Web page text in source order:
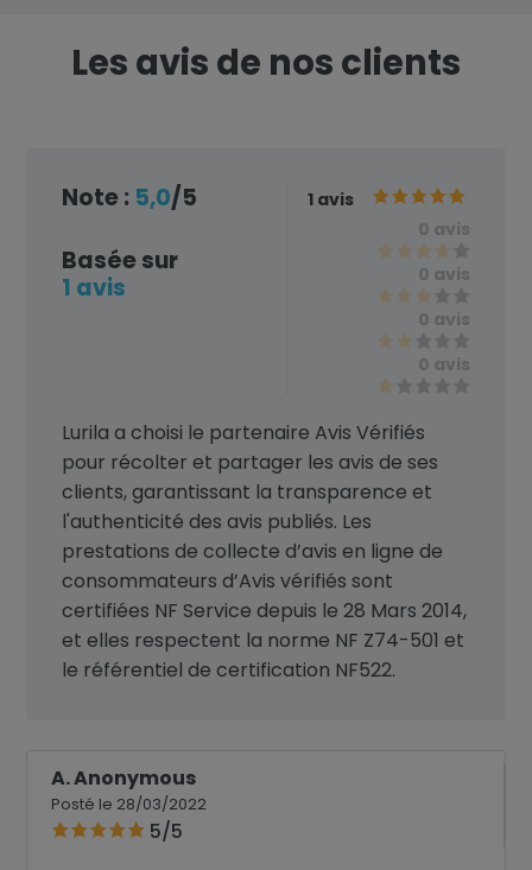
Les avis de nos clients
Note : 5,0/5
Basée sur
1 avis
1 avis
0 avis
0 avis
0 avis
0 avis
Lurila a choisi le partenaire Avis Vérifiés
pour récolter et partager les avis de ses
clients, garantissant la transparence et
l'authenticité des avis publiés. Les
prestations de collecte d’avis en ligne de
consommateurs d’Avis vérifiés sont
certifiées NF Service depuis le 28 Mars 2014,
et elles respectent la norme NF Z74-501 et
le référentiel de certification NF522.
A. Anonymous
Posté le 28/03/2022
5/5